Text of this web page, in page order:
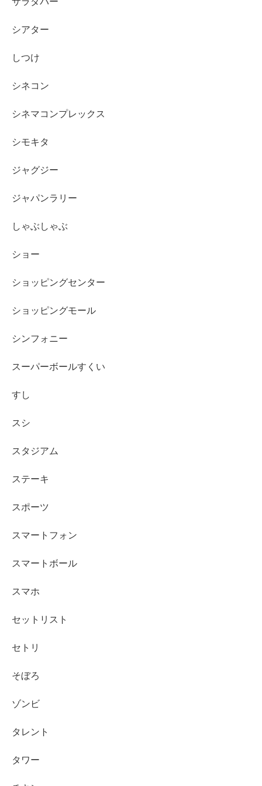
シアター
しつけ
シネコン
シネマコンプレックス
シモキタ
ジャグジー
ジャパンラリー
しゃぶしゃぶ
ショー
ショッピングセンター
ショッピングモール
シンフォニー
スーパーボールすくい
すし
スシ
スタジアム
ステーキ
スポーツ
スマートフォン
スマートボール
スマホ
セットリスト
セトリ
そぼろ
ゾンビ
タレント
タワー